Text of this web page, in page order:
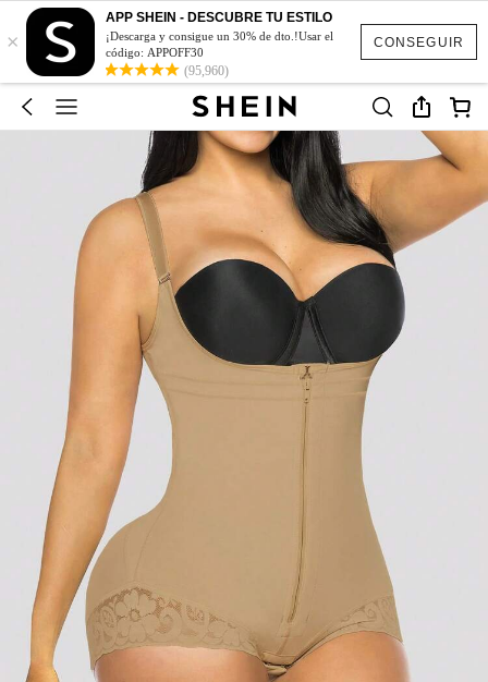
CONSEGUIR
×
APP SHEIN - DESCUBRE TU ESTILO
¡Descarga y consigue un 30% de dto.!Usar el
código: APPOFF30
(95,960)